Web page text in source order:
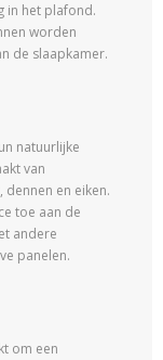
in het plafond.
worden
de slaapkamer.
natuurlijke
van
en eiken.
toe aan de
andere
panelen.
om een